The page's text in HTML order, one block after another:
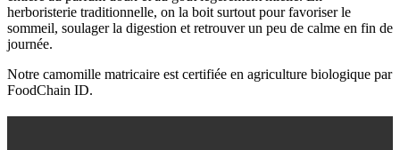
herboristerie traditionnelle, on la boit surtout pour favoriser le
sommeil, soulager la digestion et retrouver un peu de calme en fin de
journée.
Notre camomille matricaire est certifiée en agriculture biologique par
FoodChain ID.